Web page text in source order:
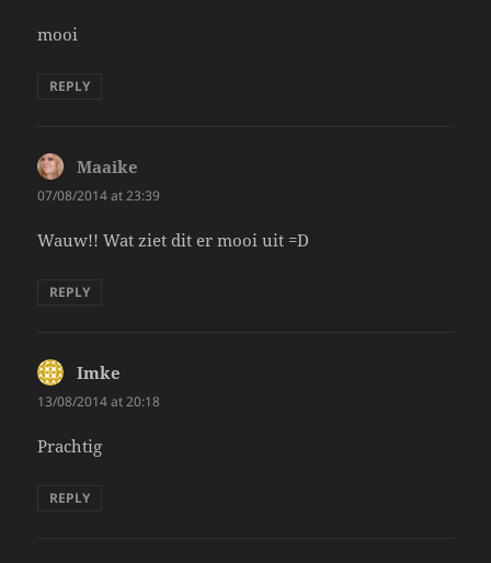
mooi
REPLY
Maaike
07/08/2014 at 23:39
Wauw!! Wat ziet dit er mooi uit =D
REPLY
Imke
13/08/2014 at 20:18
Prachtig
REPLY